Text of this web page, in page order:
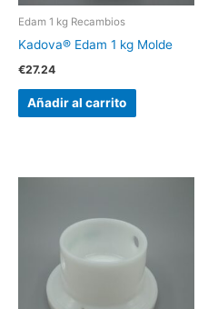
Edam 1 kg Recambios
Kadova® Edam 1 kg Molde
€27.24
Añadir al carrito